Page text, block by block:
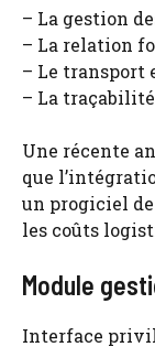
– La gestion
– La relation
– Le
– La
Une récente
que
un progiciel
les coûts
Module
Interface